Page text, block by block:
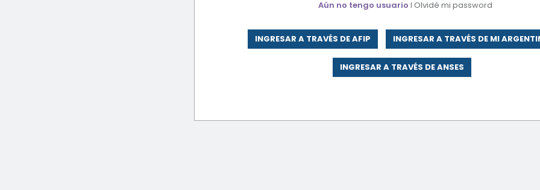
Aún no tengo usuario I Olvidé mi password
INGRESAR A TRAVÉS DE AFIP INGRESAR A TRAVÉS DE MI
INGRESAR A TRAVÉS DE ANSES